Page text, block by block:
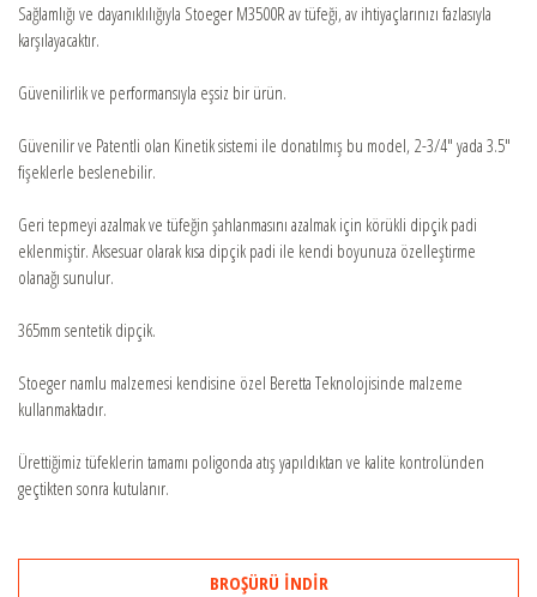
BAYİLER
SATIŞ DESTEK
Sağlamlığı ve dayanıklılığıyla Stoeger M3500R av tüfeği, av ihtiyaçlarınızı fazlasıyla
karşılayacaktır.
Güvenilirlik ve performansıyla eşsiz bir ürün.
Güvenilir ve Patentli olan Kinetik sistemi ile donatılmış bu model, 2-3/4" yada 3.5"
fişeklerle beslenebilir.
Geri tepmeyi azalmak ve tüfeğin şahlanmasını azalmak için körükli dipçik padi
eklenmiştir. Aksesuar olarak kısa dipçik padi ile kendi boyunuza özelleştirme
olanağı sunulur.
365mm sentetik dipçik.
Stoeger namlu malzemesi kendisine özel Beretta Teknolojisinde malzeme
kullanmaktadır.
Ürettiğimiz tüfeklerin tamamı poligonda atış yapıldıktan ve kalite kontrolünden
geçtikten sonra kutulanır.
BROŞÜRÜ İNDİR